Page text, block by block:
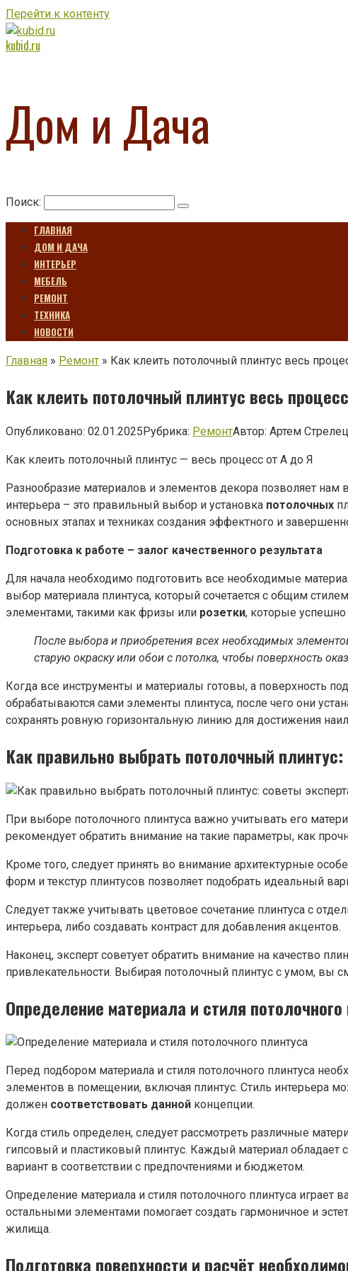
Перейти к контенту
kubid.ru
Дом и Дача
Поиск:
ГЛАВНАЯ
ДОМ И ДАЧА
ИНТЕРЬЕР
МЕБЕЛЬ
РЕМОНТ
ТЕХНИКА
НОВОСТИ
Главная » Ремонт » Как клеить потолочный плинтус весь
Как клеить потолочный плинтус весь
Опубликовано: 02.01.2025Рубрика: РемонтАвтор: Артем
Как клеить потолочный плинтус — весь процесс от А до Я
Разнообразие материалов и элементов декора позволяет
интерьера – это правильный выбор и установка потолочных
основных этапах и техниках создания эффектного и
Подготовка к работе – залог качественного результата
Для начала необходимо подготовить все необходимые
выбор материала плинтуса, который сочетается с общим стилем
элементами, такими как фризы или розетки, которые
После выбора и приобретения всех необходимых
старую окраску или обои с потолка, чтобы поверхность
Когда все инструменты и материалы готовы, а поверхность
обрабатываются сами элементы плинтуса, после чего они
сохранять ровную горизонтальную линию для достижения
Как правильно выбрать потолочный
При выборе потолочного плинтуса важно учитывать его
рекомендует обратить внимание на такие параметры, как
Кроме того, следует принять во внимание архитектурные
форм и текстур плинтусов позволяет подобрать идеальный
Следует также учитывать цветовое сочетание плинтуса с
интерьера, либо создавать контраст для добавления акцентов.
Наконец, эксперт советует обратить внимание на качество
привлекательности. Выбирая потолочный плинтус с умом, вы
Определение материала и стиля потолочного
Перед подбором материала и стиля потолочного плинтуса
элементов в помещении, включая плинтус. Стиль интерьера
должен соответствовать данной концепции.
Когда стиль определен, следует рассмотреть различные
гипсовый и пластиковый плинтус. Каждый материал
вариант в соответствии с предпочтениями и бюджетом.
Определение материала и стиля потолочного плинтуса
остальными элементами помогает создать гармоничное и
жилища.
Подготовка поверхности и расчёт